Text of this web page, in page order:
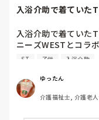
入浴介助で着ていた
入浴介助で着ていた
ニーズWESTとコラ
暑いししんどいから
別のフロアの利用者
と「可愛いTシャツ
レーボールの世界大
ST 子供 入浴介助
ゆったん
介護福祉士, 介護老